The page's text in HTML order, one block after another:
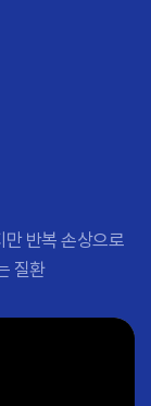
반복 손상으로
질환